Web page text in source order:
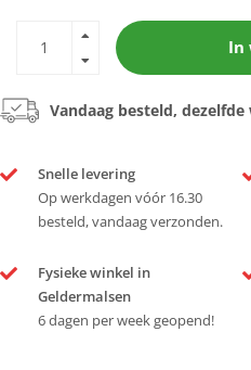
In
Vandaag besteld,
Snelle levering
Op werkdagen vóór 16.30
besteld, vandaag verzonden.
Fysieke winkel in
Geldermalsen
6 dagen per week geopend!